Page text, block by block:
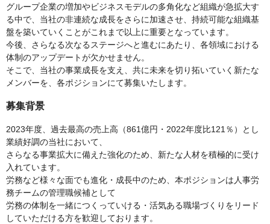
グループ企業の増加やビジネスモデルの多角化など組織が急拡大す
る中で、当社の非連続な成長をさらに加速させ、持続可能な組織基
盤を築いていくことがこれまで以上に重要となっています。
今後、さらなる次なるステージへと進むにあたり、各領域における
体制のアップデートが欠かせません。
そこで、当社の事業成長を支え、共に未来を切り拓いていく新たな
メンバーを、各ポジションにて募集いたします。
募集背景
2023年度、過去最高の売上高（861億円・2022年度比121％）とし
業績好調の当社において、
さらなる事業拡大に備えた強化のため、新たな人材を積極的に受け
入れています。
労務など様々な面でも進化・成長中のため、本ポジションは人事労
務チームの管理職候補として
労務の体制を一緒につくっていける・活気ある職場づくりをリード
していただける方を歓迎しております。